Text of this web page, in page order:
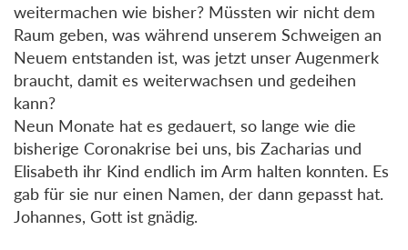
weitermachen wie bisher? Müssten wir nicht dem
Raum geben, was während unserem Schweigen an
Neuem entstanden ist, was jetzt unser Augenmerk
braucht, damit es weiterwachsen und gedeihen
kann?
Neun Monate hat es gedauert, so lange wie die
bisherige Coronakrise bei uns, bis Zacharias und
Elisabeth ihr Kind endlich im Arm halten konnten. Es
gab für sie nur einen Namen, der dann gepasst hat.
Johannes, Gott ist gnädig.